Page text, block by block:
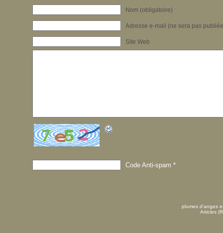
Nom (obligatoire)
Adresse e-mail (ne sera pas
Site Web
Code Anti-spam *
plumes d'anges
Articles